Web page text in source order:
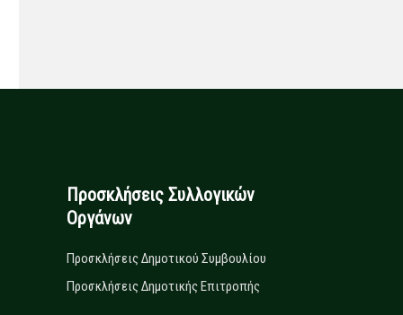
Προσκλήσεις Συλλογικών
Οργάνων
Προσκλήσεις Δημοτικού Συμβουλίου
Προσκλήσεις Δημοτικής Επιτροπής